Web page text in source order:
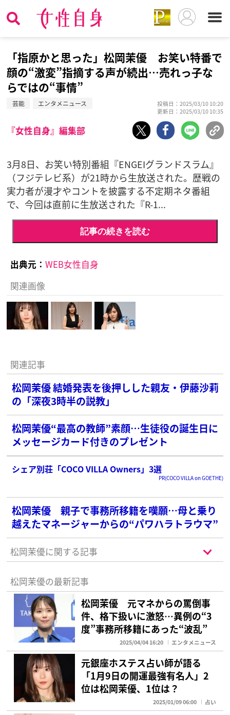
「指原かと思った」松岡茉優 お笑い特番で
顔の“激変”指摘する声が続出…売れっ子な
らではの“事情”
芸能 エンタメニュース
投稿日：2025/03/10 10:20
更新日：2025/03/10 10:35
『女性自身』編集部
3月8日、お笑い特別番組『ENGEIグランドスラム』
（フジテレビ系）が21時から生放送された。歴戦の
実力者が漫才やコントを披露する不定期ネタ番組
で、今回は直前に生放送された『R-1...
記事の続きを読む
出典元： WEB女性自身
関連画像
関連記事
松岡茉優 結婚発表を後押しした親友・伊藤沙莉
の「深夜3時半の説教」
松岡茉優“最高の教師”素顔…生徒役の誕生日に
メッセージカード付きのプレゼント
シェア別荘「COCO VILLA Owners」3選
PR(COCO VILLA on GOETHE)
松岡茉優 親子で事務所移籍を嘆願…母と乗り
越えたマネージャーからの“パワハラトラウマ”
松岡茉優に関する記事
松岡茉優の最新記事
松岡茉優 元マネからの罵倒事
件、格下扱いに激怒…異例の“3
度”事務所移籍にあった“波乱”
2025/04/04 16:20 エンタメニュース
元銀座ホステス占い師が語る
「1月9日の開運最強有名人」2
位は松岡茉優、1位は？
2025/01/09 06:00 占い